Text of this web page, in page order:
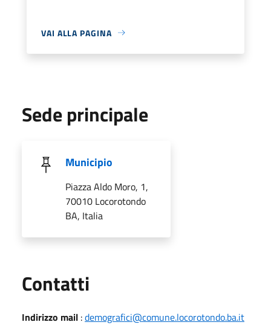
VAI ALLA PAGINA
Sede principale
Municipio
Piazza Aldo Moro, 1,
70010 Locorotondo
BA, Italia
Contatti
Indirizzo mail :demografici@comune.locorotondo.ba.it